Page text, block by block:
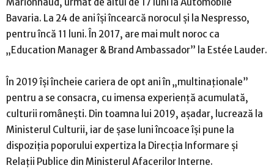
Bavaria. La 24 de ani își încearcă norocul și la Nespresso,
pentru încă 11 luni. În 2017, are mai mult noroc ca
„Education Manager & Brand Ambassador” la Estée Lauder.
În 2019 își încheie cariera de opt ani în „multinaționale”
pentru a se consacra, cu imensa experiență acumulată,
culturii românești. Din toamna lui 2019, așadar, lucrează la
Ministerul Culturii, iar de șase luni încoace își pune la
dispoziția poporului expertiza la Direcția Informare și
Relații Publice din Ministerul Afacerilor Interne.